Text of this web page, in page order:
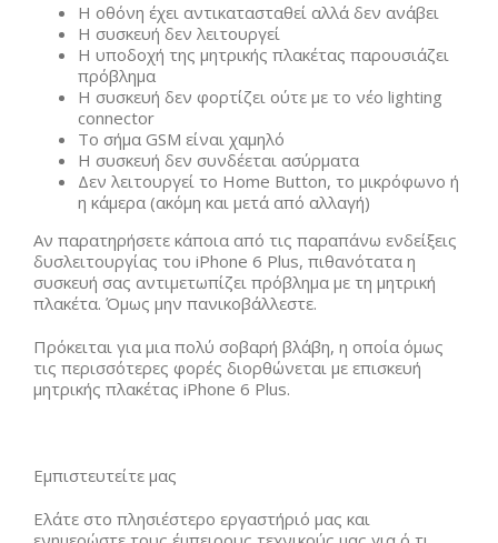
Η οθόνη έχει αντικατασταθεί αλλά δεν ανάβει
Η συσκευή δεν λειτουργεί
Η υποδοχή της μητρικής πλακέτας παρουσιάζει
πρόβλημα
Η συσκευή δεν φορτίζει ούτε με το νέο lighting
connector
To σήμα GSM είναι χαμηλό
Η συσκευή δεν συνδέεται ασύρματα
Δεν λειτουργεί το Home Button, το μικρόφωνο ή
η κάμερα (ακόμη και μετά από αλλαγή)
Αν παρατηρήσετε κάποια από τις παραπάνω ενδείξεις
δυσλειτουργίας του iPhone 6 Plus, πιθανότατα η
συσκευή σας αντιμετωπίζει πρόβλημα με τη μητρική
πλακέτα. Όμως μην πανικοβάλλεστε.
Πρόκειται για μια πολύ σοβαρή βλάβη, η οποία όμως
τις περισσότερες φορές διορθώνεται με επισκευή
μητρικής πλακέτας iPhone 6 Plus.
Εμπιστευτείτε μας
Ελάτε στο πλησιέστερο εργαστήριό μας και